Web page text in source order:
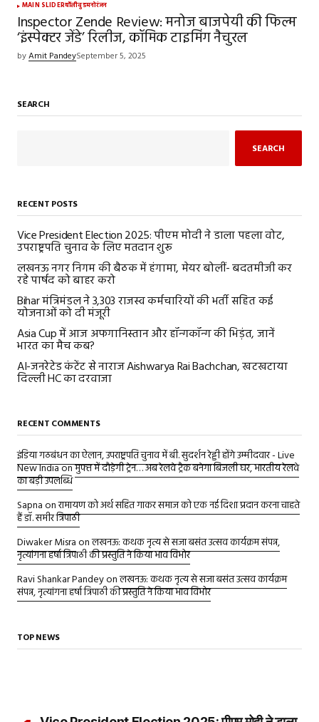
MAIN SLIDERबॉलीवुडमनोरंजन
Inspector Zende Review: मनोज बाजपेयी की फिल्म
‘इंस्पेक्टर जेंडे’ रिलीज, कॉमिक टाइमिंग नैचुरल
byAmit PandeySeptember 5, 2025
SEARCH
SEARCH
RECENT POSTS
Vice President Election 2025: पीएम मोदी ने डाला पहला वोट,
उपराष्ट्रपति चुनाव के लिए मतदान शुरू
लखनऊ नगर निगम की बैठक में हंगामा, मेयर बोलीं- बदतमीजी कर
रहे पार्षद को बाहर करो
Bihar मंत्रिमंडल ने 3,303 राजस्व कर्मचारियों की भर्ती सहित कई
योजनाओं को दी मंजूरी
Asia Cup में आज अफगानिस्तान और हॉन्गकॉन्ग की भिड़ंत, जानें
भारत का मैच कब?
AI-जनरेटेड कंटेंट से नाराज Aishwarya Rai Bachchan, खटखटाया
दिल्ली HC का दरवाजा
RECENT COMMENTS
इंडिया गठबंधन का ऐलान, उपराष्ट्रपति चुनाव में बी. सुदर्शन रेड्डी होंगे उम्मीदवार - Live
New Indiaonमुफ्त में दौड़ेगी ट्रेन… अब रेलवे ट्रैक बनेगा बिजली घर, भारतीय रेलवे
का बड़ी उपलब्धि
Sapnaonरामायण को अर्थ सहित गाकर समाज को एक नई दिशा प्रदान करना चाहते
हैं डॉ. समीर त्रिपाठी
Diwaker Misraonलखनऊ: कथक नृत्य से सजा बसंत उत्सव कार्यक्रम संपन्न,
नृत्यांगना हर्षा त्रिपाठी की प्रस्तुति ने किया भाव विभोर
Ravi Shankar Pandeyonलखनऊ: कथक नृत्य से सजा बसंत उत्सव कार्यक्रम
संपन्न, नृत्यांगना हर्षा त्रिपाठी की प्रस्तुति ने किया भाव विभोर
TOP NEWS